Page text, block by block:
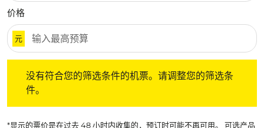
价格
元
没有符合您的筛选条件的机票。请调整您的筛选条
件。
*显示的票价是在过去 48 小时内收集的，预订时可能不再可用。 可选产品